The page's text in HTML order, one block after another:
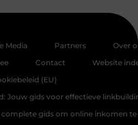
Media Partners
Over
Contact
Website
(EU)
Jouw gids voor effectieve
gids om online inkomen